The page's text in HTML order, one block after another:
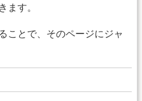
ます。
ことで、そのページにジャ